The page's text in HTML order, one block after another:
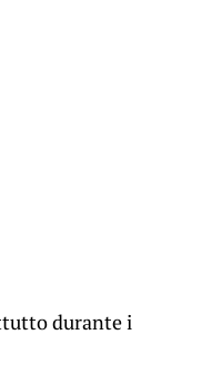
durante i